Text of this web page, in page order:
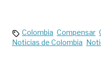
Colombia Compensar
Noticias de Colombia